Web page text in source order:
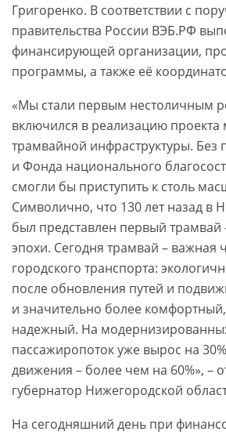
Григоренко. В соответствии с
правительства России ВЭБ.РФ
финансирующей организации,
программы, а также её
«Мы стали первым нестоличным
включился в реализацию
трамвайной инфраструктуры.
и Фонда национального
смогли бы приступить к столь
Символично, что 130 лет назад в
был представлен первый
эпохи. Сегодня трамвай – важная
городского транспорта:
после обновления путей и
и значительно более
надежный. На
пассажиропоток уже вырос на
движения – более чем на 60%», –
губернатор Нижегородской
На сегодняшний день при